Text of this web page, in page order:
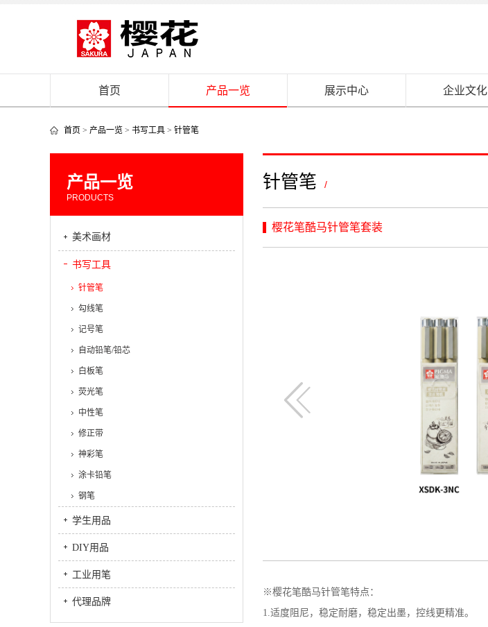
首页 产品一览 展示中心 企业文化
首页 > 产品一览 > 书写工具 > 针管笔
产品一览
PRODUCTS
美术画材
书写工具
针管笔
勾线笔
记号笔
自动铅笔/铅芯
白板笔
荧光笔
中性笔
修正带
神彩笔
涂卡铅笔
钢笔
学生用品
DIY用品
工业用笔
代理品牌
针管笔 /
樱花笔酷马针管笔套装
※樱花笔酷马针管笔特点：
1.适度阻尼，稳定耐磨，稳定出墨，控线更精准。